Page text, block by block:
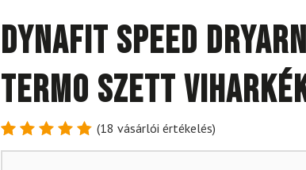
DYNAFIT SPEED
termo szett
Értékelés
18
(18 vásárlói értékelés)